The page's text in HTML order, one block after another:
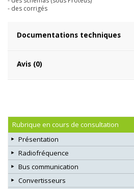
- des corrigés
Documentations techniques
Avis (0)
Rubrique en cours de consultation
Présentation
Radiofréquence
Bus communication
Convertisseurs